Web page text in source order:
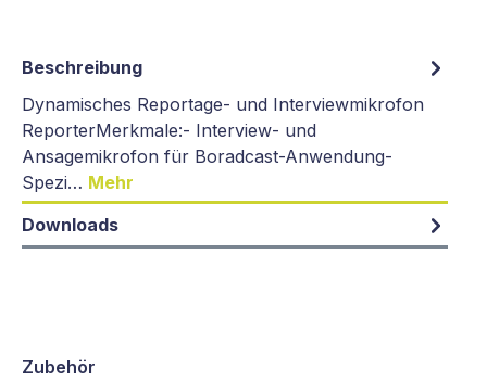
Beschreibung
Dynamisches Reportage- und Interviewmikrofon
ReporterMerkmale:- Interview- und
Ansagemikrofon für Boradcast-Anwendung-
Spezi… Mehr
Downloads
Zubehör